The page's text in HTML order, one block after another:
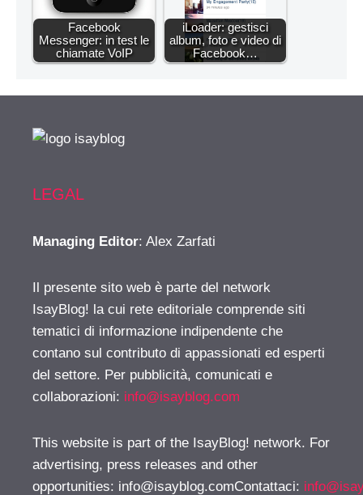
Facebook
Messenger: in test le
chiamate VoIP
iLoader: gestisci
album, foto e video di
Facebook…
LEGAL
Managing Editor: Alex Zarfati
Il presente sito web è parte del network
IsayBlog! la cui rete editoriale comprende siti
tematici di informazione indipendente che
contano sul contributo di appassionati ed esperti
del settore. Per pubblicità, comunicati e
collaborazioni: info@isayblog.com
This website is part of the IsayBlog! network. For
advertising, press releases and other
opportunities: info@isayblog.comContattaci: